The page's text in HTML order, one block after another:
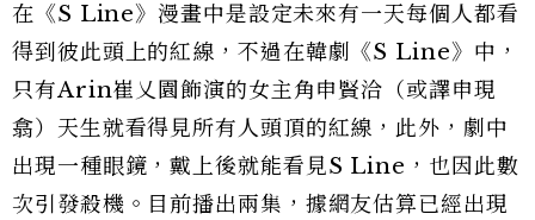
在《S Line》漫畫中是設定未來有一天每個人都看
得到彼此頭上的紅線，不過在韓劇《S Line》中，
只有Arin崔乂園飾演的女主角申賢洽（或譯申現
翕）天生就看得見所有人頭頂的紅線，此外，劇中
出現一種眼鏡，戴上後就能看見S Line，也因此數
次引發殺機。目前播出兩集，據網友估算已經出現